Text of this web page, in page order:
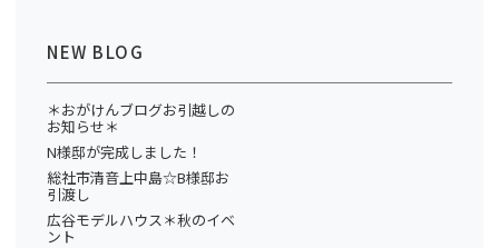
NEW BLOG
＊おがけんブログお引越しの
お知らせ＊
N様邸が完成しました！
総社市清音上中島☆B様邸お
引渡し
広谷モデルハウス＊秋のイベ
ント